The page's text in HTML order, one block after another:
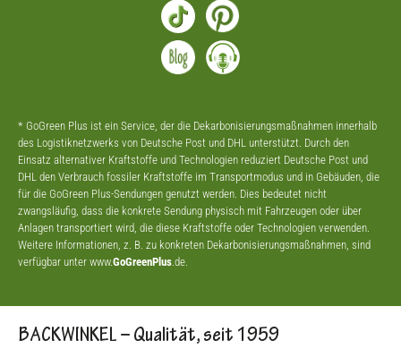
* GoGreen Plus ist ein Service, der die Dekarbonisierungsmaßnahmen innerhalb
des Logistiknetzwerks von Deutsche Post und DHL unterstützt. Durch den
Einsatz alternativer Kraftstoffe und Technologien reduziert Deutsche Post und
DHL den Verbrauch fossiler Kraftstoffe im Transportmodus und in Gebäuden, die
für die GoGreen Plus-Sendungen genutzt werden. Dies bedeutet nicht
zwangsläufig, dass die konkrete Sendung physisch mit Fahrzeugen oder über
Anlagen transportiert wird, die diese Kraftstoffe oder Technologien verwenden.
Weitere Informationen, z. B. zu konkreten Dekarbonisierungsmaßnahmen, sind
verfügbar unter www.GoGreenPlus .de.
BACKWINKEL – Qualität, seit 1959